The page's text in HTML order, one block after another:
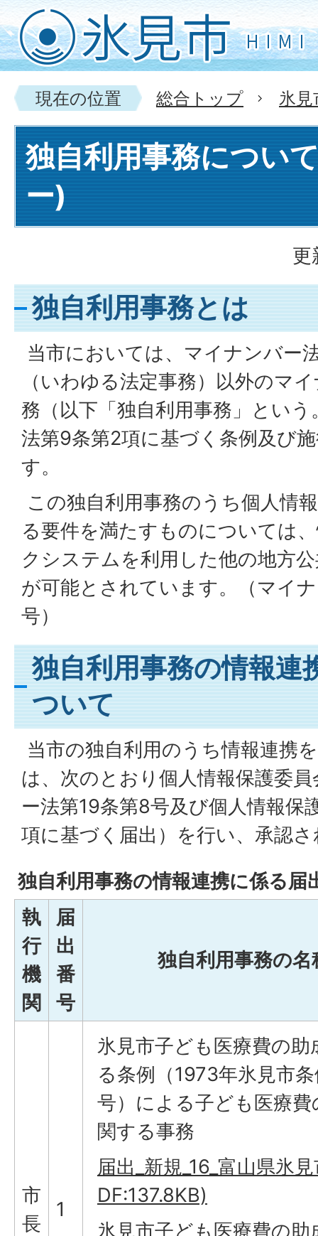
現在の位置 総合トップ 氷
独自利用事務につい
ー)
更
独自利用事務とは
当市においては、マイナンバー
（いわゆる法定事務）以外のマ
務（以下「独自利用事務」とい
法第9条第2項に基づく条例及び
す。
この独自利用事務のうち個人情
る要件を満たすものについては
クシステムを利用した他の地方
が可能とされています。（マイ
号）
独自利用事務の情報連
ついて
当市の独自利用のうち情報連携
は、次のとおり個人情報保護委
ー法第19条第8号及び個人情報保
項に基づく届出）を行い、承認
独自利用事務の情報連携に係る届
執
行
機
関
届
出
番
号
独自利用事務の名
市
長
1
氷見市子ども医療費の助
る条例（1973年氷見市
号）による子ども医療費
関する事務
届出_新規_16_富山県氷見
DF:137.8KB)
氷見市子ども医療費の助